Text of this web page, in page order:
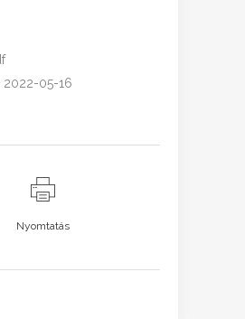
2022-05-16
Nyomtatás